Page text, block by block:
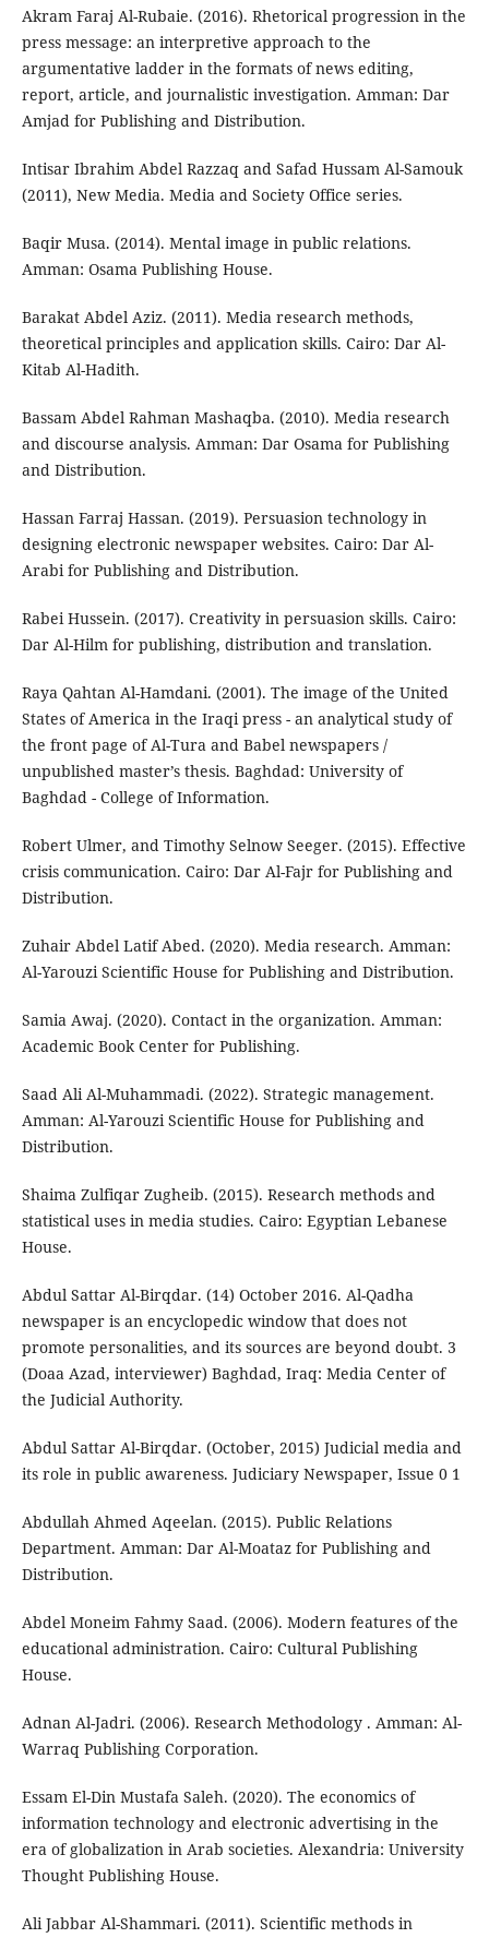
Akram Faraj Al-Rubaie. (2016). Rhetorical progression in the
press message: an interpretive approach to the
argumentative ladder in the formats of news editing,
report, article, and journalistic investigation. Amman: Dar
Amjad for Publishing and Distribution.
Intisar Ibrahim Abdel Razzaq and Safad Hussam Al-Samouk
(2011), New Media. Media and Society Office series.
Baqir Musa. (2014). Mental image in public relations.
Amman: Osama Publishing House.
Barakat Abdel Aziz. (2011). Media research methods,
theoretical principles and application skills. Cairo: Dar Al-
Kitab Al-Hadith.
Bassam Abdel Rahman Mashaqba. (2010). Media research
and discourse analysis. Amman: Dar Osama for Publishing
and Distribution.
Hassan Farraj Hassan. (2019). Persuasion technology in
designing electronic newspaper websites. Cairo: Dar Al-
Arabi for Publishing and Distribution.
Rabei Hussein. (2017). Creativity in persuasion skills. Cairo:
Dar Al-Hilm for publishing, distribution and translation.
Raya Qahtan Al-Hamdani. (2001). The image of the United
States of America in the Iraqi press - an analytical study of
the front page of Al-Tura and Babel newspapers /
unpublished master’s thesis. Baghdad: University of
Baghdad - College of Information.
Robert Ulmer, and Timothy Selnow Seeger. (2015). Effective
crisis communication. Cairo: Dar Al-Fajr for Publishing and
Distribution.
Zuhair Abdel Latif Abed. (2020). Media research. Amman:
Al-Yarouzi Scientific House for Publishing and Distribution.
Samia Awaj. (2020). Contact in the organization. Amman:
Academic Book Center for Publishing.
Saad Ali Al-Muhammadi. (2022). Strategic management.
Amman: Al-Yarouzi Scientific House for Publishing and
Distribution.
Shaima Zulfiqar Zugheib. (2015). Research methods and
statistical uses in media studies. Cairo: Egyptian Lebanese
House.
Abdul Sattar Al-Birqdar. (14) October 2016. Al-Qadha
newspaper is an encyclopedic window that does not
promote personalities, and its sources are beyond doubt. 3
(Doaa Azad, interviewer) Baghdad, Iraq: Media Center of
the Judicial Authority.
Abdul Sattar Al-Birqdar. (October, 2015) Judicial media and
its role in public awareness. Judiciary Newspaper, Issue 0 1
Abdullah Ahmed Aqeelan. (2015). Public Relations
Department. Amman: Dar Al-Moataz for Publishing and
Distribution.
Abdel Moneim Fahmy Saad. (2006). Modern features of the
educational administration. Cairo: Cultural Publishing
House.
Adnan Al-Jadri. (2006). Research Methodology . Amman: Al-
Warraq Publishing Corporation.
Essam El-Din Mustafa Saleh. (2020). The economics of
information technology and electronic advertising in the
era of globalization in Arab societies. Alexandria: University
Thought Publishing House.
Ali Jabbar Al-Shammari. (2011). Scientific methods in